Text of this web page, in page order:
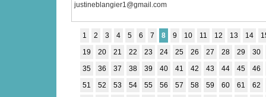
justineblangier1@gmail.com
1 2 3 4 5 6 7 8 9 10 11 12 13 14
19
20 21 22 23 24 25 26 27 28 29
30
35
36 37 38 39 40 41 42 43 44 45
46
51
52 53 54 55 56 57 58 59 60 61
62